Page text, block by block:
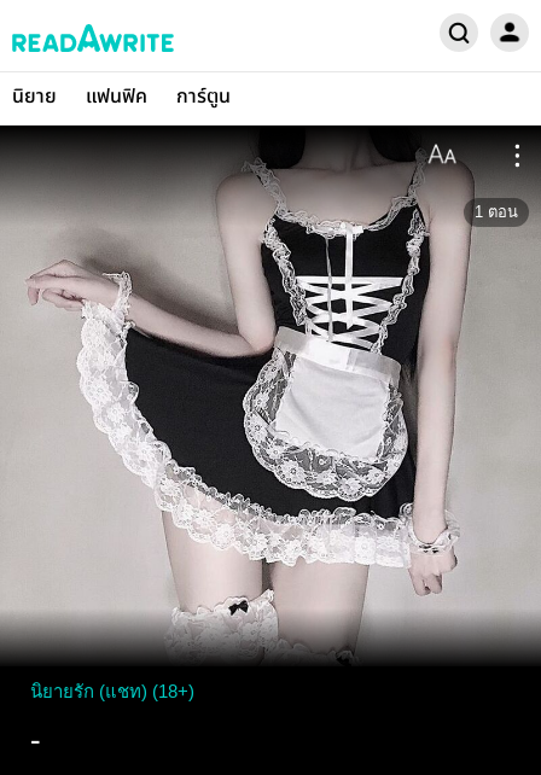
นิยาย แฟนฟิค การ์ตูน
1 ตอน
นิยายรัก (แชท) (18+)
-